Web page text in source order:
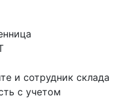
и сотрудник склада
с учетом